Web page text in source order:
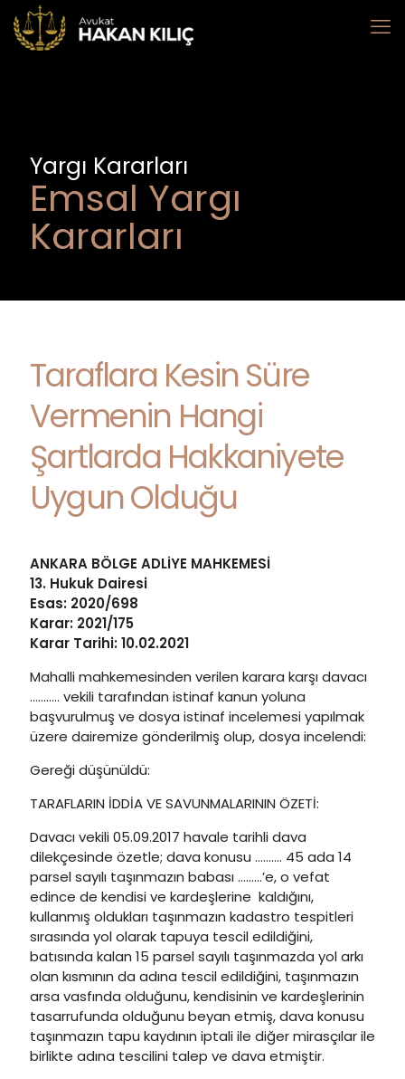
Yargı Kararları
Emsal Yargı
Kararları
Taraflara Kesin Süre
Vermenin Hangi
Şartlarda Hakkaniyete
Uygun Olduğu
ANKARA BÖLGE ADLİYE MAHKEMESİ
13. Hukuk Dairesi
Esas: 2020/698
Karar: 2021/175
Karar Tarihi: 10.02.2021
Mahalli mahkemesinden verilen karara karşı davacı
……….. vekili tarafından istinaf kanun yoluna
başvurulmuş ve dosya istinaf incelemesi yapılmak
üzere dairemize gönderilmiş olup, dosya incelendi:
Gereği düşünüldü:
TARAFLARIN İDDİA VE SAVUNMALARININ ÖZETİ:
Davacı vekili 05.09.2017 havale tarihli dava
dilekçesinde özetle; dava konusu ………. 45 ada 14
parsel sayılı taşınmazın babası ………’e, o vefat
edince de kendisi ve kardeşlerine kaldığını,
kullanmış oldukları taşınmazın kadastro tespitleri
sırasında yol olarak tapuya tescil edildiğini,
batısında kalan 15 parsel sayılı taşınmazda yol arkı
olan kısmının da adına tescil edildiğini, taşınmazın
arsa vasfında olduğunu, kendisinin ve kardeşlerinin
tasarrufunda olduğunu beyan etmiş, dava konusu
taşınmazın tapu kaydının iptali ile diğer mirasçılar ile
birlikte adına tescilini talep ve dava etmiştir.